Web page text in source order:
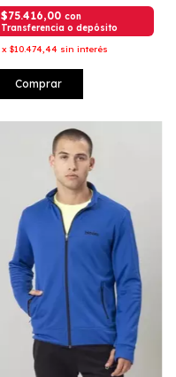
$75.416,00 con
Transferencia o depósito
x $10.474,44 sin interés
Comprar